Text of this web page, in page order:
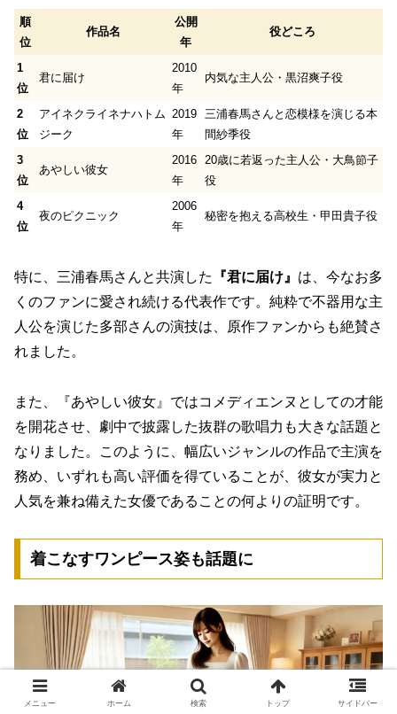
順
位
作品名
公開
年
役どころ
1
位
君に届け
2010
年
内気な主人公・黒沼爽子役
2
位
アイネクライネナハトム
ジーク
2019
年
三浦春馬さんと恋模様を演じる本
間紗季役
3
位
あやしい彼女
2016
年
20歳に若返った主人公・大鳥節子
役
4
位
夜のピクニック
2006
年
秘密を抱える高校生・甲田貴子役
特に、三浦春馬さんと共演した 『君に届け』 は、今なお多
くのファンに愛され続ける代表作です。 純粋で不器用な主
人公を演じた多部さんの演技は、原作ファンからも絶賛さ
れました。
また、『あやしい彼女』ではコメディエンヌとしての才能
を開花させ、劇中で披露した抜群の歌唱力も大きな話題と
なりました。このように、幅広いジャンルの作品で主演を
務め、いずれも高い評価を得ていることが、彼女が実力と
人気を兼ね備えた女優であることの何よりの証明です。
着こなすワンピース姿も話題に
メニュー ホーム 検索 トップ サイドバー